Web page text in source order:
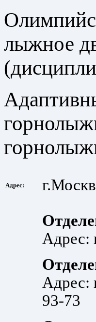
лыжное
Адрес:
Адрес:
Адрес:
93-73